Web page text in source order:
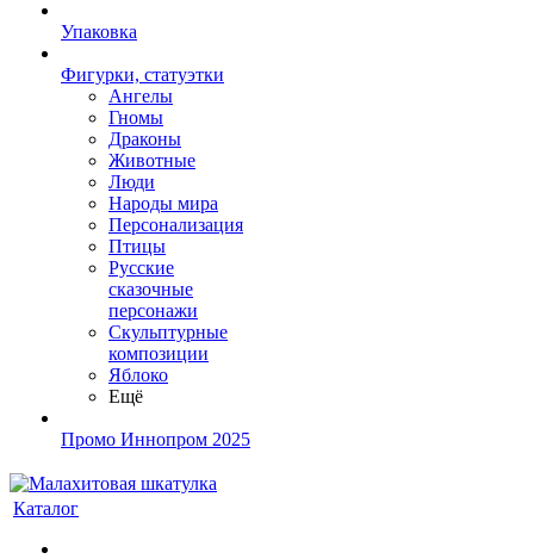
Упаковка
Фигурки, статуэтки
Ангелы
Гномы
Драконы
Животные
Люди
Народы мира
Персонализация
Птицы
Русские
сказочные
персонажи
Скульптурные
композиции
Яблоко
Ещё
Промо Иннопром 2025
Каталог